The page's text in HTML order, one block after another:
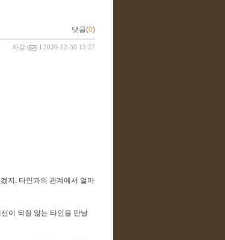
댓글(0)
자강 ( ) l 2020-12-30 15:27
지. 타인과의 관계에서 얼마
이 되질 않는 타인을 만날